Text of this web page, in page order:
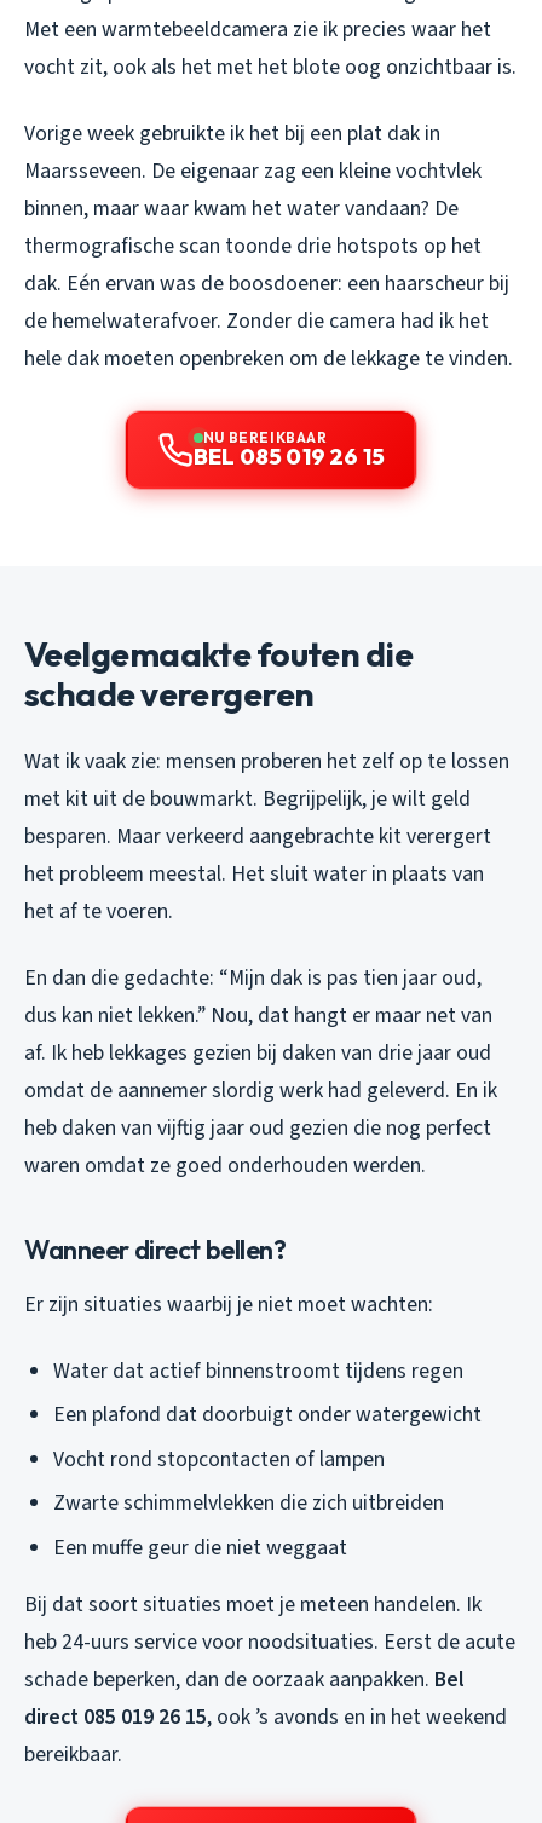
Met een warmtebeeldcamera zie ik precies waar het
vocht zit, ook als het met het blote oog onzichtbaar is.
Vorige week gebruikte ik het bij een plat dak in
Maarsseveen. De eigenaar zag een kleine vochtvlek
binnen, maar waar kwam het water vandaan? De
thermografische scan toonde drie hotspots op het
dak. Eén ervan was de boosdoener: een haarscheur bij
de hemelwaterafvoer. Zonder die camera had ik het
hele dak moeten openbreken om de lekkage te vinden.
NU BEREIKBAAR
BEL 085 019 26 15
Veelgemaakte fouten die
schade verergeren
Wat ik vaak zie: mensen proberen het zelf op te lossen
met kit uit de bouwmarkt. Begrijpelijk, je wilt geld
besparen. Maar verkeerd aangebrachte kit verergert
het probleem meestal. Het sluit water in plaats van
het af te voeren.
En dan die gedachte: “Mijn dak is pas tien jaar oud,
dus kan niet lekken.” Nou, dat hangt er maar net van
af. Ik heb lekkages gezien bij daken van drie jaar oud
omdat de aannemer slordig werk had geleverd. En ik
heb daken van vijftig jaar oud gezien die nog perfect
waren omdat ze goed onderhouden werden.
Wanneer direct bellen?
Er zijn situaties waarbij je niet moet wachten:
Water dat actief binnenstroomt tijdens regen
Een plafond dat doorbuigt onder watergewicht
Vocht rond stopcontacten of lampen
Zwarte schimmelvlekken die zich uitbreiden
Een muffe geur die niet weggaat
Bij dat soort situaties moet je meteen handelen. Ik
heb 24-uurs service voor noodsituaties. Eerst de acute
schade beperken, dan de oorzaak aanpakken. Bel
direct 085 019 26 15, ook ’s avonds en in het weekend
bereikbaar.